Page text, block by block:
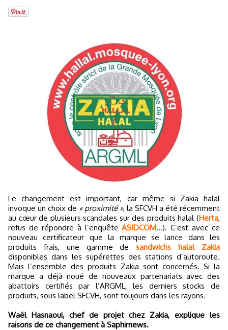
Le changement est important, car même si Zakia halal
invoque un choix de « proximité », la SFCVH a été récemment
au cœur de plusieurs scandales sur des produits halal (Herta,
refus de répondre à l’enquêteASIDCOM...). C’est avec ce
nouveau certificateur que la marque se lance dans les
produits frais, une gamme desandwichs halal Zakia
disponibles dans les supérettes des stations d’autoroute.
Mais l’ensemble des produits Zakia sont concernés. Si la
marque a déjà noué de nouveaux partenariats avec des
abattoirs certifiés par l’ARGML, les derniers stocks de
produits, sous label SFCVH, sont toujours dans les rayons.
Waël Hasnaoui, chef de projet chez Zakia, explique les
raisons de ce changement à Saphirnews.